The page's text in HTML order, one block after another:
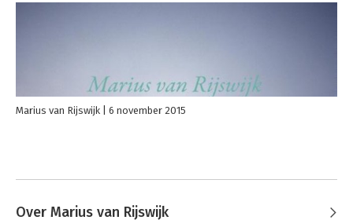
Marius van Rijswijk 6 november 2015
Over Marius van Rijswijk